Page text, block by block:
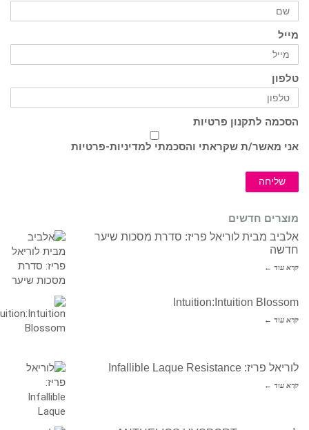
מייל
טלפון
הסכמה לתקנון פרטיות
אני מאשר/ת שקראתי והסכמתי למדיניות-פרטיות
שליחה
מוצרים חדשים
אלביב מבית לוריאל פריז: סדרת מסכות שיער
חדשה
קרא עוד ←
Intuition:Intuition Blossom
קרא עוד ←
לוריאל פריז: Infallible Laque Resistance
קרא עוד ←